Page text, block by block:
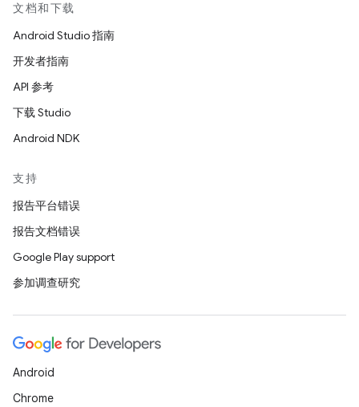
文档和下载
Android Studio 指南
开发者指南
API 参考
下载 Studio
Android NDK
支持
报告平台错误
报告文档错误
Google Play support
参加调查研究
Android
Chrome